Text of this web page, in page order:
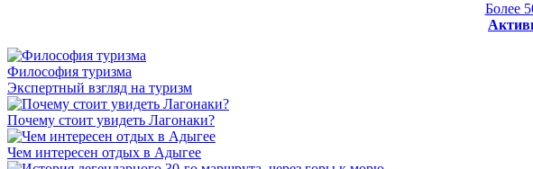
Более
Философия туризма
Экспертный взгляд на туризм
Почему стоит увидеть Лагонаки?
Чем интересен отдых в Адыгее